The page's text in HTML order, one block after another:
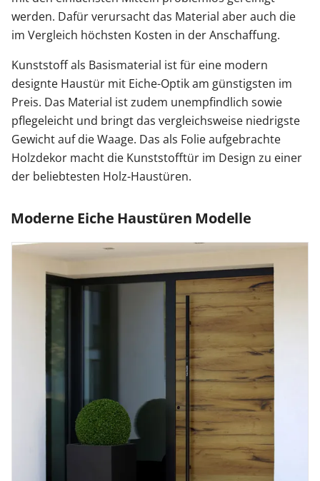
werden. Dafür verursacht das Material aber auch die
im Vergleich höchsten Kosten in der Anschaffung.
Kunststoff als Basismaterial ist für eine modern
designte Haustür mit Eiche-Optik am günstigsten im
Preis. Das Material ist zudem unempfindlich sowie
pflegeleicht und bringt das vergleichsweise niedrigste
Gewicht auf die Waage. Das als Folie aufgebrachte
Holzdekor macht die Kunststofftür im Design zu einer
der beliebtesten Holz-Haustüren.
Moderne Eiche Haustüren Modelle